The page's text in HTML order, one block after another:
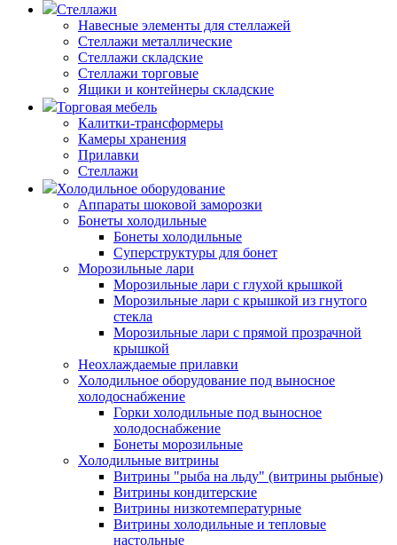
Стеллажи
Навесные элементы для стеллажей
Стеллажи металлические
Стеллажи складские
Стеллажи торговые
Ящики и контейнеры складские
Торговая мебель
Калитки-трансформеры
Камеры хранения
Прилавки
Стеллажи
Холодильное оборудование
Аппараты шоковой заморозки
Бонеты холодильные
Бонеты холодильные
Суперструктуры для бонет
Морозильные лари
Морозильные лари с глухой крышкой
Морозильные лари с крышкой из гнутого
стекла
Морозильные лари с прямой прозрачной
крышкой
Неохлаждаемые прилавки
Холодильное оборудование под выносное
холодоснабжение
Горки холодильные под выносное
холодоснабжение
Бонеты морозильные
Холодильные витрины
Витрины "рыба на льду" (витрины рыбные)
Витрины кондитерские
Витрины низкотемпературные
Витрины холодильные и тепловые
настольные